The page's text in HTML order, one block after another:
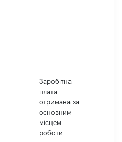
Заробітна
плата
отримана за
основним
місцем
роботи